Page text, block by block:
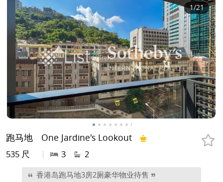
1/21
跑马地 One Jardine's Lookout
535 尺 | 3 2
香港岛跑马地3房2厕豪华物业待售